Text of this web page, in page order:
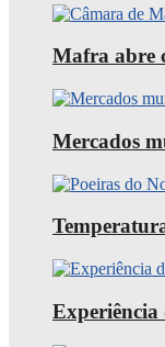
Mafra abre
Mercados
Experiência